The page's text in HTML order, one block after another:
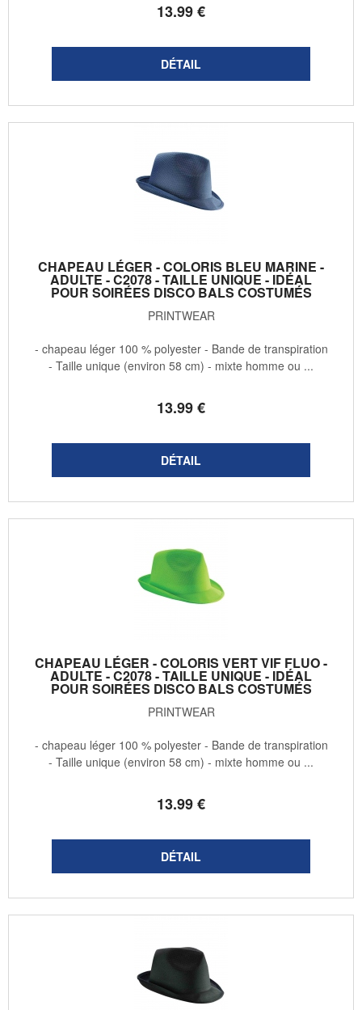
13.99€
CHAPEAU LÉGER - COLORIS BLEU MARINE -
ADULTE - C2078 - TAILLE UNIQUE - IDÉAL
POUR SOIRÉES DISCO BALS COSTUMÉS
PRINTWEAR
13.99€
- chapeau léger 100 % polyester - Bande de transpiration
- Taille unique (environ 58 cm) - mixte homme ou ...
CHAPEAU LÉGER - COLORIS VERT VIF FLUO -
ADULTE - C2078 - TAILLE UNIQUE - IDÉAL
POUR SOIRÉES DISCO BALS COSTUMÉS
PRINTWEAR
13.99€
- chapeau léger 100 % polyester - Bande de transpiration
- Taille unique (environ 58 cm) - mixte homme ou ...